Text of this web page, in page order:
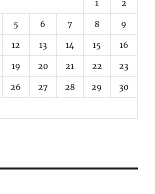
1 2
5 6 7 8 9
12 13 14 15 16
19 20 21 22 23
26 27 28 29 30